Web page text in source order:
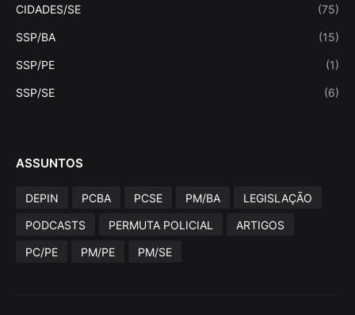
CIDADES/SE (75)
SSP/BA (15)
SSP/PE (1)
SSP/SE (6)
ASSUNTOS
DEPIN PCBA PCSE PM/BA
LEGISLAÇÃO
PODCASTS
PERMUTA POLICIAL
ARTIGOS
PC/PE
PM/PE PM/SE